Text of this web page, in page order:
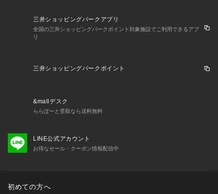
三井ショッピングパークアプリ
全国の三井ショッピングパークポイント対象施設でご利用できるアプ
リ
三井ショッピングパークポイント
&mallデスク
ららぽーと受取なら送料無料
LINE公式アカウント
お得なセール・クーポン情報配信中
初めての方へ